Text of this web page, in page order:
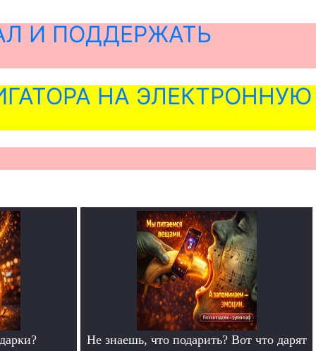
И ПОДДЕРЖАТЬ
НА ЭЛЕКТРОННУЮ
Не знаешь, что подарить? Вот что дарят